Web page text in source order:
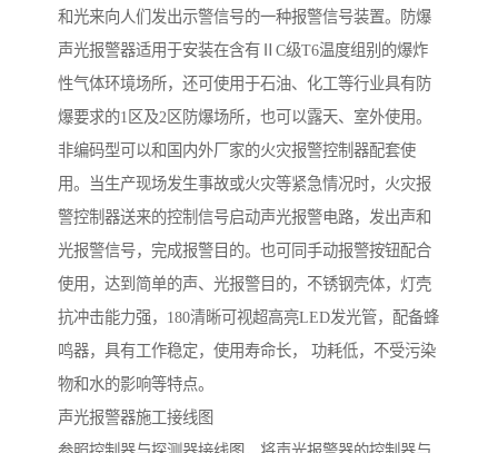
和光来向人们发出示警信号的一种报警信号装置。防爆
声光报警器适用于安装在含有ⅡC级T6温度组别的爆炸
性气体环境场所，还可使用于石油、化工等行业具有防
爆要求的1区及2区防爆场所，也可以露天、室外使用。
非编码型可以和国内外厂家的火灾报警控制器配套使
用。当生产现场发生事故或火灾等紧急情况时，火灾报
警控制器送来的控制信号启动声光报警电路，发出声和
光报警信号，完成报警目的。也可同手动报警按钮配合
使用，达到简单的声、光报警目的，不锈钢壳体，灯壳
抗冲击能力强，180清晰可视超高亮LED发光管，配备蜂
鸣器，具有工作稳定，使用寿命长， 功耗低，不受污染
物和水的影响等特点。
声光报警器施工接线图